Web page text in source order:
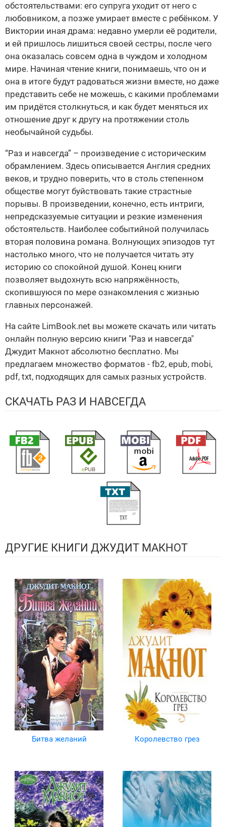
обстоятельствами: его супруга уходит от него с
любовником, а позже умирает вместе с ребёнком. У
Виктории иная драма: недавно умерли её родители,
и ей пришлось лишиться своей сестры, после чего
она оказалась совсем одна в чуждом и холодном
мире. Начиная чтение книги, понимаешь, что он и
она в итоге будут радоваться жизни вместе, но даже
представить себе не можешь, с какими проблемами
им придётся столкнуться, и как будет меняться их
отношение друг к другу на протяжении столь
необычайной судьбы.
“Раз и навсегда” – произведение с историческим
обрамлением. Здесь описывается Англия средних
веков, и трудно поверить, что в столь степенном
обществе могут буйствовать такие страстные
порывы. В произведении, конечно, есть интриги,
непредсказуемые ситуации и резкие изменения
обстоятельств. Наиболее событийной получилась
вторая половина романа. Волнующих эпизодов тут
настолько много, что не получается читать эту
историю со спокойной душой. Конец книги
позволяет выдохнуть всю напряжённость,
скопившуюся по мере ознакомления с жизнью
главных персонажей.
На сайте LimBook.net вы можете скачать или читать
онлайн полную версию книги "Раз и навсегда"
Джудит Макнот абсолютно бесплатно. Мы
предлагаем множество форматов - fb2, epub, mobi,
pdf, txt, подходящих для самых разных устройств.
СКАЧАТЬ РАЗ И НАВСЕГДА
ДРУГИЕ КНИГИ ДЖУДИТ МАКНОТ
Битва желаний Королевство грез